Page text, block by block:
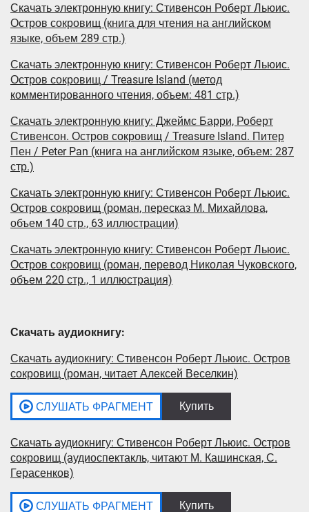
Скачать электронную книгу: Стивенсон Роберт Льюис.
Остров сокровищ (книга для чтения на английском
языке, объем 289 стр.)
Скачать электронную книгу: Стивенсон Роберт Льюис.
Остров сокровищ / Treasure Island (метод
комментированного чтения, объем: 481 стр.)
Скачать электронную книгу: Джеймс Барри, Роберт
Стивенсон. Остров сокровищ / Treasure Island. Питер
Пен / Peter Pan (книга на английском языке, объем: 287
стр.)
Скачать электронную книгу: Стивенсон Роберт Льюис.
Остров сокровищ (роман, пересказ М. Михайлова,
объем 140 стр., 63 иллюстрации)
Скачать электронную книгу: Стивенсон Роберт Льюис.
Остров сокровищ (роман, перевод Николая Чуковского,
объем 220 стр., 1 иллюстрация)
Скачать аудиокнигу:
Скачать аудиокнигу: Стивенсон Роберт Льюис. Остров
сокровищ (роман, читает Алексей Веселкин)
Скачать аудиокнигу: Стивенсон Роберт Льюис. Остров
сокровищ (аудиоспектакль, читают М. Кашинская, С.
Герасенков)